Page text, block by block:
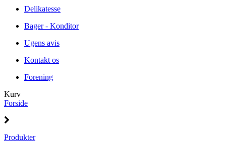
Delikatesse
Bager - Konditor
Ugens avis
Kontakt os
Forening
Kurv
Forside
Produkter